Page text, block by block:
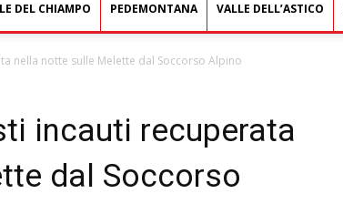
DEL CHIAMPO PEDEMONTANA VALLE DELL’ASTICO
nella notte sulle Melette dal Soccorso Alpino
incauti recuperata
dal Soccorso